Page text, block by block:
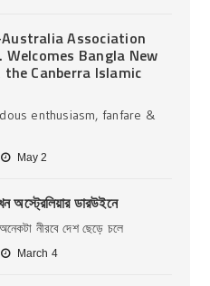
Association
Welcomes Bangla New
Canberra Islamic
enthusiasm, fanfare &
May 2
অস্ট্রেলিয়ার ডারউইনে
নীরবে দেশ ছেড়ে চলে
March 4